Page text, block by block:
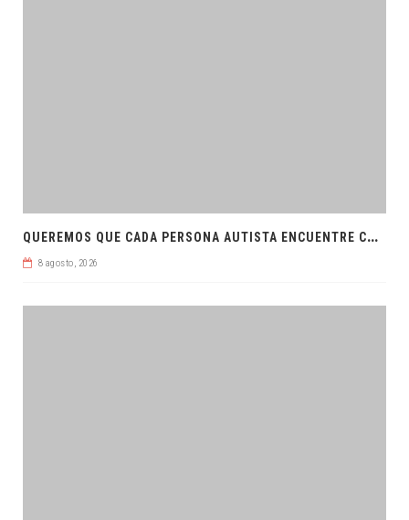
Q
UEREMOS QUE CADA PERSONA AUTISTA ENCUENTRE COMPRENSIÓN: JDM
8 agosto, 2026